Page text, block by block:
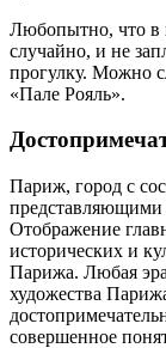
Любопытно, что в
случайно, и не
прогулку. Можно
«Пале Рояль».
Париж, город с
представляющими
Отображение
исторических и
Парижа. Любая
художества
совершенное